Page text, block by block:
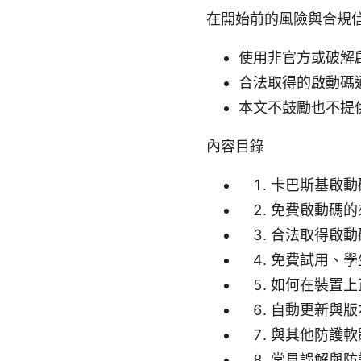
在開始前的風險與合規
使用非官方或破解
合法取得的啟動碼
本文不鼓勵也不提
內容目錄
卡巴斯基啟
免費啟動碼
合法取得啟
免費試用、
如何在裝置
自動更新與
與其他防護